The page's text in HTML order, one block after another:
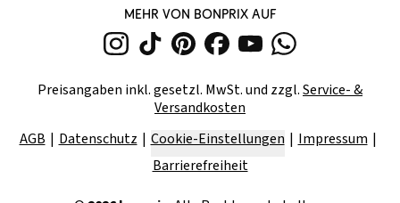
MEHR VON BONPRIX AUF
Preisangaben inkl. gesetzl. MwSt. und zzgl.Service- &
Versandkosten
AGB
Datenschutz Cookie-Einstellungen
Impressum
Barrierefreiheit